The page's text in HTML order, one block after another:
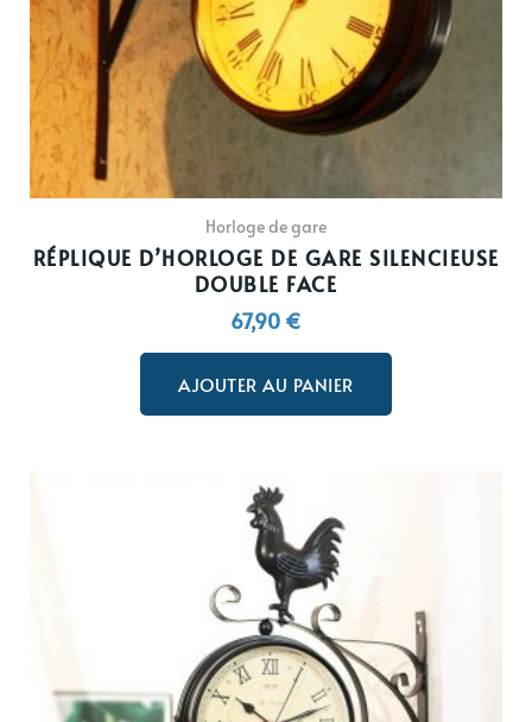
Horloge de gare
RÉPLIQUE D’HORLOGE DE GARE SILENCIEUSE
DOUBLE FACE
67,90 €
AJOUTER AU PANIER